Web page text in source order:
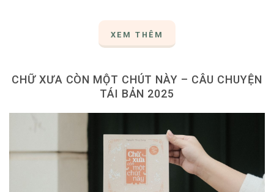
XEM THÊM
CHỮ XƯA CÒN MỘT CHÚT NÀY – CÂU CHUYỆN
TÁI BẢN 2025